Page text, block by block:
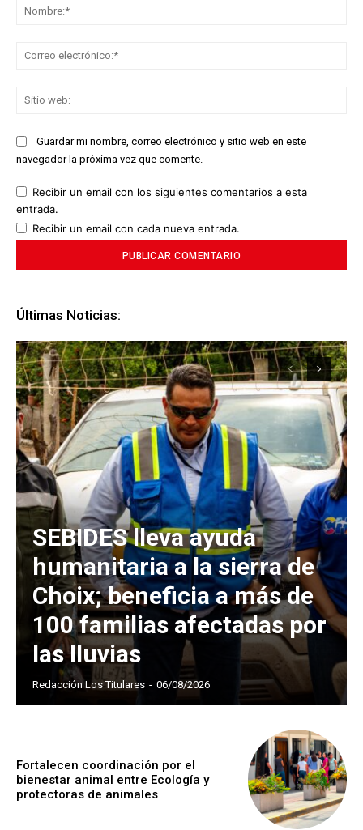
Guardar mi nombre, correo electrónico y sitio web en este
navegador la próxima vez que comente.
Recibir un email con los siguientes comentarios a esta
entrada.
Recibir un email con cada nueva entrada.
Últimas Noticias:
SEBIDES lleva ayuda
humanitaria a la sierra de
Choix; beneficia a más de
100 familias afectadas por
las lluvias
Redacción Los Titulares - 06/08/2026
Fortalecen coordinación por el
bienestar animal entre Ecología y
protectoras de animales